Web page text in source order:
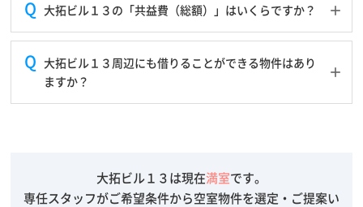
大拓ビル１３の「共益費（総額）」はいくらですか？
大拓ビル１３周辺にも借りることができる物件はあり
ますか？
大拓ビル１３は現在満室です。
専任スタッフがご希望条件から空室物件を選定・ご提案い